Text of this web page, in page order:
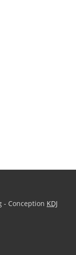
- Conception KDJ